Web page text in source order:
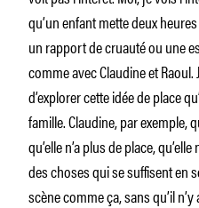
qu’un enfant mette deux
un rapport de cruauté ou une
comme avec Claudine et
d’explorer cette idée de place
famille. Claudine, par exemple,
qu’elle n’a plus de place,
des choses qui se suffisent en
scène comme ça, sans qu’il